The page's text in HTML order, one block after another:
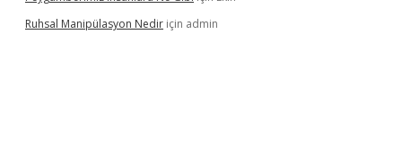
Ruhsal Manipülasyon Nedir için admin